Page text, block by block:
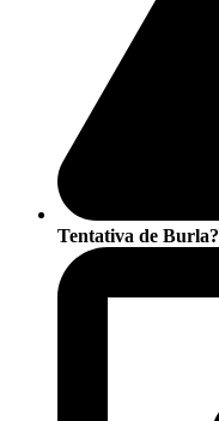
Tentativa de Burla?